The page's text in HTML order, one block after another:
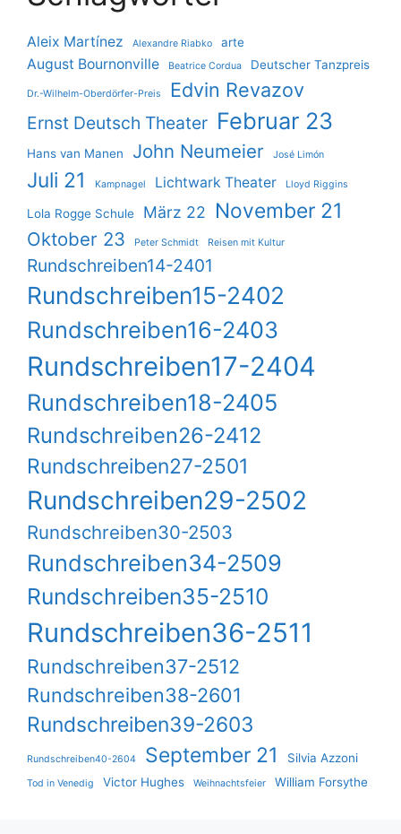
Aleix Martínez Alexandre Riabko arte
August Bournonville Beatrice Cordua Deutscher Tanzpreis
Dr.-Wilhelm-Oberdörfer-Preis Edvin Revazov
Ernst Deutsch Theater Februar 23
Hans van Manen John Neumeier José Limón
Juli 21 Kampnagel Lichtwark Theater Lloyd Riggins
Lola Rogge Schule März 22 November 21
Oktober 23 Peter Schmidt Reisen mit Kultur
Rundschreiben14-2401
Rundschreiben15-2402
Rundschreiben16-2403
Rundschreiben17-2404
Rundschreiben18-2405
Rundschreiben26-2412
Rundschreiben27-2501
Rundschreiben29-2502
Rundschreiben30-2503
Rundschreiben34-2509
Rundschreiben35-2510
Rundschreiben36-2511
Rundschreiben37-2512
Rundschreiben38-2601
Rundschreiben39-2603
Rundschreiben40-2604 September 21 Silvia Azzoni
Tod in Venedig Victor Hughes Weihnachtsfeier William Forsythe